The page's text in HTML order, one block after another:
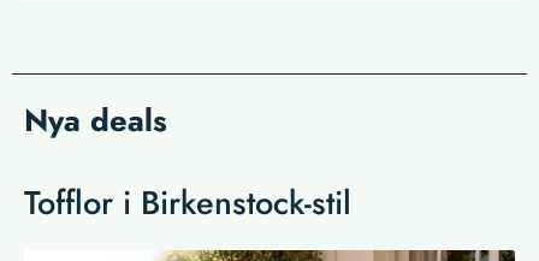
Nya deals
Tofflor i Birkenstock-stil